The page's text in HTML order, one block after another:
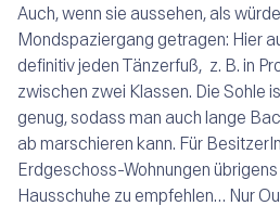
Auch, wenn sie aussehen, als
Mondspaziergang getragen: Hier
definitiv jeden Tänzerfuß, z. B. in
zwischen zwei Klassen. Die Sohle
genug, sodass man auch lange
ab marschieren kann. Für
Erdgeschoss-Wohnungen
Hausschuhe zu empfehlen… Nur